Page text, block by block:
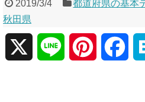
2019/3/4 都道府県の基本
秋田県